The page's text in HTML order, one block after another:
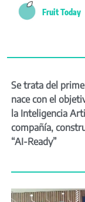
Fruit Today
Se trata del
nace con el
la Inteligencia
compañía,
“AI-Ready”